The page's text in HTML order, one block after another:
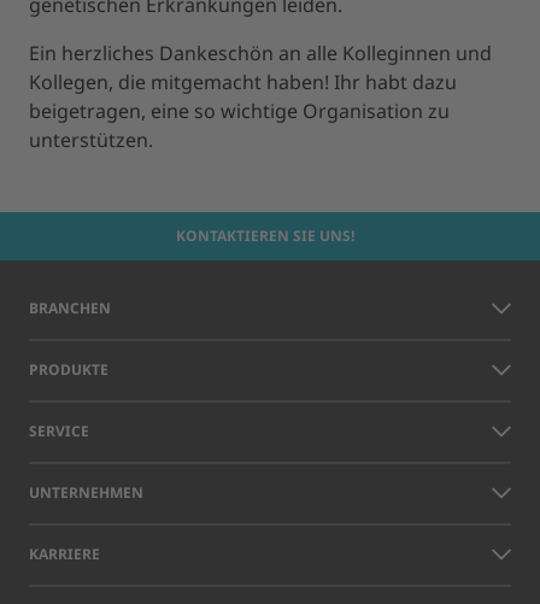
Ein herzliches Dankeschön an alle Kolleginnen und
Kollegen, die mitgemacht haben! Ihr habt dazu
beigetragen, eine so wichtige Organisation zu
unterstützen.
KONTAKTIEREN SIE UNS!
BRANCHEN
PRODUKTE
SERVICE
UNTERNEHMEN
KARRIERE